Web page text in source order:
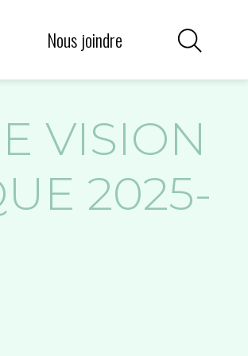
Nous joindre
VISION
2025-